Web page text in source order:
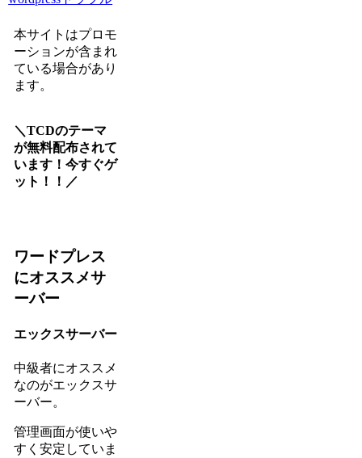
本サイトはプロモ
ーションが含まれ
ている場合があり
ます。
＼TCDのテーマ
が無料配布されて
います！今すぐゲ
ット！！／
ワードプレス
にオススメサ
ーバー
エックスサーバー
中級者にオススメ
なのがエックスサ
ーバー。
管理画面が使いや
すく安定していま